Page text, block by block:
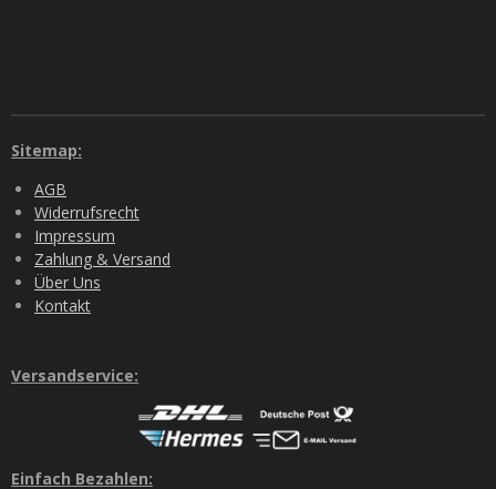
Sitemap:
AGB
Widerrufsrecht
Impressum
Zahlung & Versand
Über Uns
Kontakt
Versandservice:
Einfach Bezahlen: